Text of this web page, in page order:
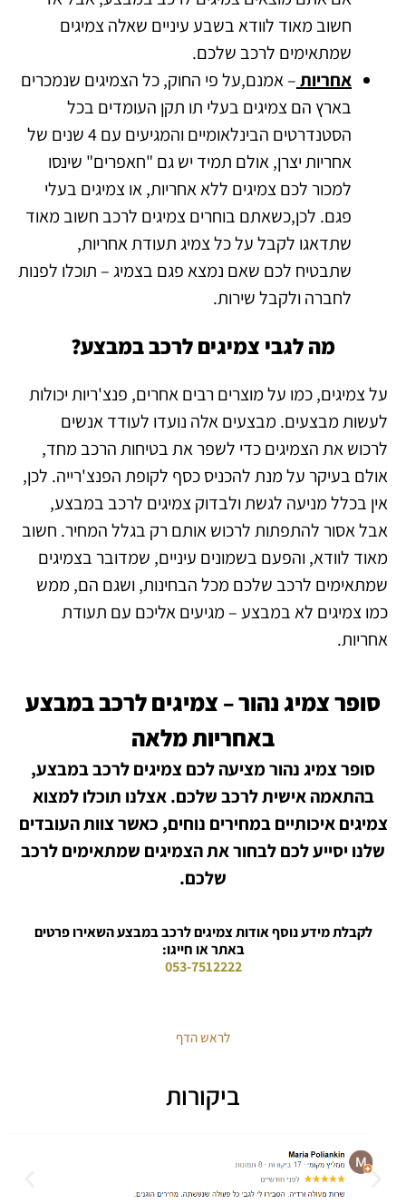
חשוב מאוד לוודא בשבע עיניים שאלה צמיגים
שמתאימים לרכב שלכם.
אחריות– אמנם,על פי החוק, כל הצמיגים שנמכרים
בארץ הם צמיגים בעלי תו תקן העומדים בכל
הסטנדרטים הבינלאומיים והמגיעים עם 4 שנים של
אחריות יצרן, אולם תמיד יש גם "חאפרים" שינסו
למכור לכם צמיגים ללא אחריות, או צמיגים בעלי
פגם. לכן,כשאתם בוחרים צמיגים לרכב חשוב מאוד
שתדאגו לקבל על כל צמיג תעודת אחריות,
שתבטיח לכם שאם נמצא פגם בצמיג – תוכלו לפנות
לחברה ולקבל שירות.
מה לגבי צמיגים לרכב במבצע?
על צמיגים, כמו על מוצרים רבים אחרים, פנצ'ריות יכולות
לעשות מבצעים. מבצעים אלה נועדו לעודד אנשים
לרכוש את הצמיגים כדי לשפר את בטיחות הרכב מחד,
אולם בעיקר על מנת להכניס כסף לקופת הפנצ'רייה. לכן,
אין בכלל מניעה לגשת ולבדוק צמיגים לרכב במבצע,
אבל אסור להתפתות לרכוש אותם רק בגלל המחיר. חשוב
מאוד לוודא, והפעם בשמונים עיניים, שמדובר בצמיגים
שמתאימים לרכב שלכם מכל הבחינות, ושגם הם, ממש
כמו צמיגים לא במבצע – מגיעים אליכם עם תעודת
אחריות.
סופר צמיג נהור – צמיגים לרכב במבצע
באחריות מלאה
סופר צמיג נהור מציעה לכם צמיגים לרכב במבצע,
בהתאמה אישית לרכב שלכם. אצלנו תוכלו למצוא
צמיגים איכותיים במחירים נוחים, כאשר צוות העובדים
שלנו יסייע לכם לבחור את הצמיגים שמתאימים לרכב
שלכם.
לקבלת מידע נוסף אודות צמיגים לרכב במבצע השאירו פרטים
באתר או חייגו:
053-7512222
לראש הדף
ביקורות